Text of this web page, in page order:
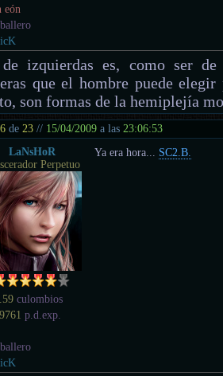
eón
izquierdas es, como ser
que el hombre puede
son formas de la hemiplejía
de 23 // 15/04/2009 a las 23:06:53
LaNsHoR
Perpetuo
culombios
p.d.exp.
Ya era hora... SC2.B.